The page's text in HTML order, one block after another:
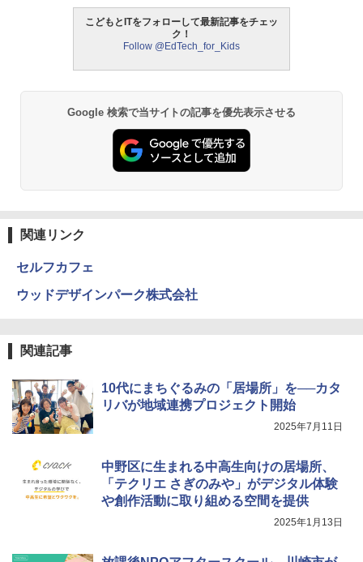
￥1,980
物理実験モデル楽器電磁気教材を教える
Galtonplatteの物理的な機器
クリエイティブトイビルド、シンプルな
￥849
￥4,758
こどもとITをフォローして最新記事をチェッ
ク！
Follow @EdTech_for_Kids
Google 検索で当サイトの記事を優先表示させる
関連リンク
セルフカフェ
ウッドデザインパーク株式会社
関連記事
10代にまちぐるみの「居場所」を──カタ
リバが地域連携プロジェクト開始
2025年7月11日
中野区に生まれる中高生向けの居場所、
「テクリエ さぎのみや」がデジタル体験
や創作活動に取り組める空間を提供
2025年1月13日